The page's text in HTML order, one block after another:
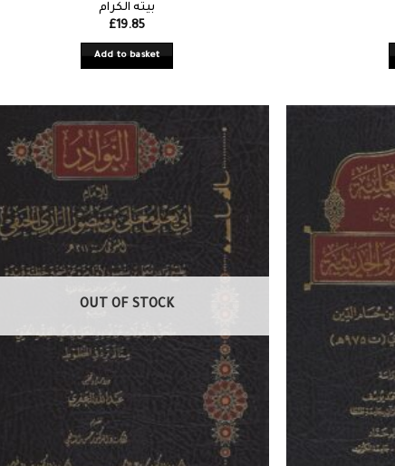
بيته الكرام
£19.85
Add to basket
OUT OF STOCK